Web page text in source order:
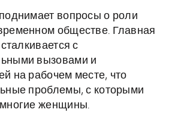
вопросы о роли
обществе. Главная
с
вызовами и
на рабочем месте, что
проблемы, с которыми
женщины.